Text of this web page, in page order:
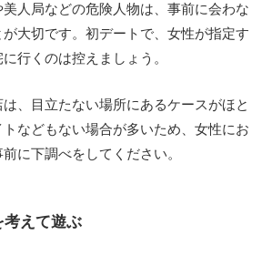
人局などの危険人物は、事前に会わな
大切です。初デートで、女性が指定す
行くのは控えましょう。
、目立たない場所にあるケースがほと
などもない場合が多いため、女性にお
に下調べをしてください。
考えて遊ぶ